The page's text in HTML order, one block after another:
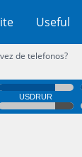
Useful
de telefonos?